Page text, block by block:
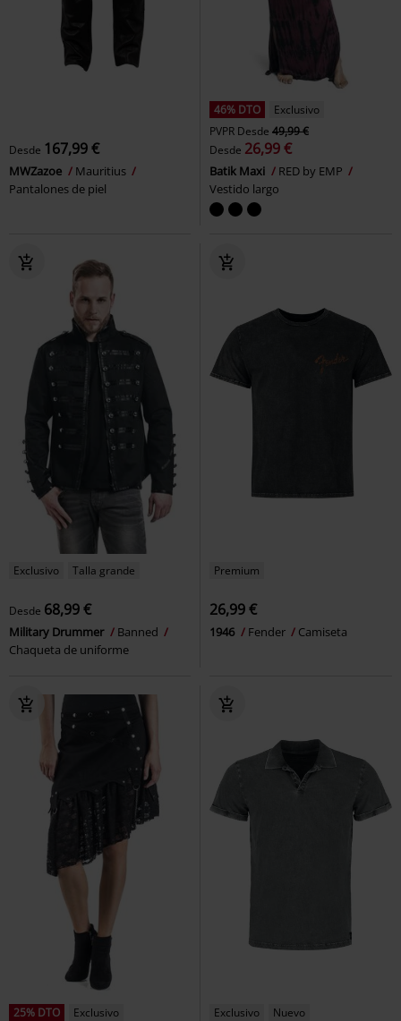
Desde 167,99 €
MWZazoe
Mauritius
Pantalones de piel
46% DTO
Exclusivo
PVPR Desde 49,99 €
Desde 26,99 €
Batik Maxi
RED by EMP
Vestido largo
Exclusivo Talla grande
Desde 68,99 €
Military Drummer
Banned
Chaqueta de uniforme
Premium
26,99 €
1946 Fender Camiseta
25% DTO
Exclusivo
Exclusivo Nuevo